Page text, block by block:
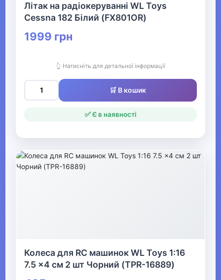
Дитячі конструктори
▼
зброя
Радіокеровані іграшки
Залізниця та аксесуари
Автомобільні треки
машинок
Літак на радіокеруванні WL Toys
Cessna 182 Білий (FX801OR)
1999 грн
👆 Натисніть для детальної інформації
🛒 В кошик
✅ Є в наявності
Колеса для RC машинок WL Toys 1:16
7.5 x4 см 2 шт Чорний (TPR-16889)